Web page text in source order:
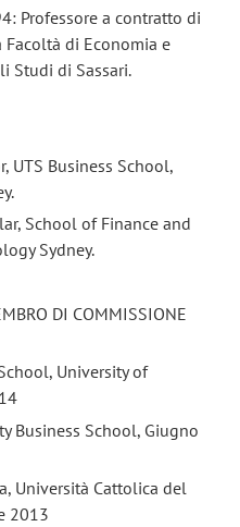
Professore a contratto di
Facoltà di Economia e
Studi di Sassari.
UTS Business School,
School of Finance and
Sydney.
DI COMMISSIONE
University of
Business School, Giugno
Università Cattolica del
2013